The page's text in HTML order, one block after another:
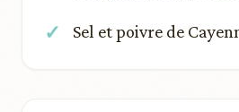
Sel et poivre de